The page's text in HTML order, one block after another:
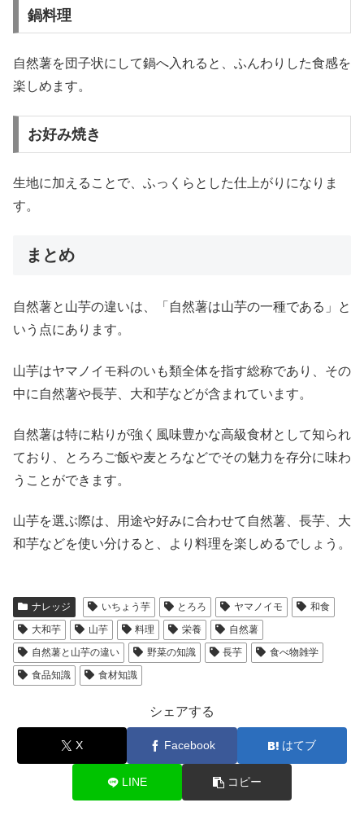
鍋料理
自然薯を団子状にして鍋へ入れると、ふんわりした食感を
楽しめます。
お好み焼き
生地に加えることで、ふっくらとした仕上がりになりま
す。
まとめ
自然薯と山芋の違いは、「自然薯は山芋の一種である」と
いう点にあります。
山芋はヤマノイモ科のいも類全体を指す総称であり、その
中に自然薯や長芋、大和芋などが含まれています。
自然薯は特に粘りが強く風味豊かな高級食材として知られ
ており、とろろご飯や麦とろなどでその魅力を存分に味わ
うことができます。
山芋を選ぶ際は、用途や好みに合わせて自然薯、長芋、大
和芋などを使い分けると、より料理を楽しめるでしょう。
ナレッジ いちょう芋 とろろ ヤマノイモ
和食
大和芋
山芋 料理 栄養
自然薯
自然薯と山芋の違い
野菜の知識 長芋
食べ物雑学
食品知識
食材知識
シェアする
X Facebook はてブ
LINE コピー